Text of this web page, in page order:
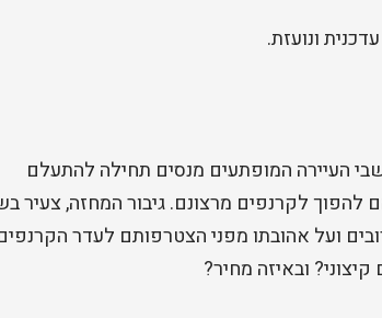
ונועזת.
העיירה המופתעים מנסים תחילה להתעלם
לקרנפים מרצונם. גיבור המחזה, צעיר
ועל אהובתו מפני הצטרפותם לעדר
ובאיזה מחיר?